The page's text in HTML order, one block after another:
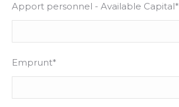
Apport personnel - Available Capital*
Emprunt*